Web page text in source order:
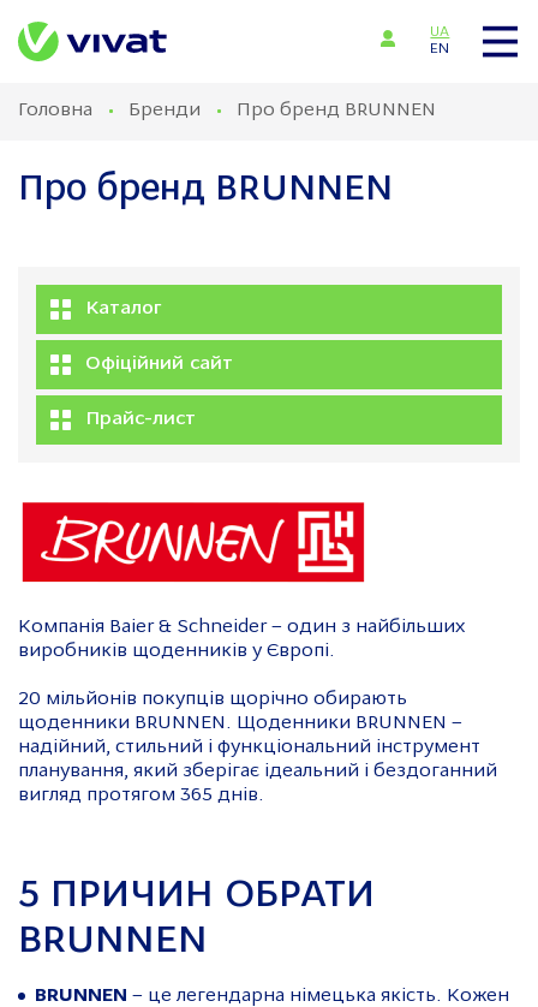
UA
EN
Головна Бренди Про бренд BRUNNEN
Про бренд BRUNNEN
Каталог
Офіційний сайт
Прайс-лист
Компанія Baier & Schneider – один з найбільших
виробників щоденників у Європі.
20 мільйонів покупців щорічно обирають
щоденники BRUNNEN. Щоденники BRUNNEN –
надійний, стильний і функціональний інструмент
планування, який зберігає ідеальний і бездоганний
вигляд протягом 365 днів.
5 ПРИЧИН ОБРАТИ
BRUNNEN
BRUNNEN – це легендарна німецька якість. Кожен